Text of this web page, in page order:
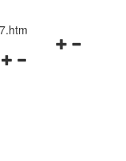
Navigationsmenü